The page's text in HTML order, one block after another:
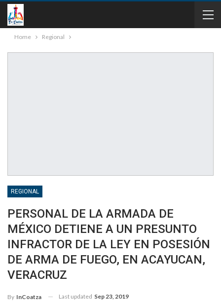
Home Regional
REGIONAL
PERSONAL DE LA ARMADA DE
MÉXICO DETIENE A UN PRESUNTO
INFRACTOR DE LA LEY EN POSESIÓN
DE ARMA DE FUEGO, EN ACAYUCAN,
VERACRUZ
By InCoatza Last updated Sep 23, 2019